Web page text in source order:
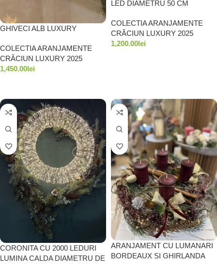
GHIVECI ALB LUXURY
COLECTIA ARANJAMENTE
CRĂCIUN LUXURY 2025
1,450.00lei
LED DIAMETRU 50 CM
COLECTIA ARANJAMENTE
CRĂCIUN LUXURY 2025
1,200.00lei
CORONITA CU 2000 LEDURI
LUMINA CALDA DIAMETRU DE
ARANJAMENT CU LUMANARI
BORDEAUX SI GHIRLANDA